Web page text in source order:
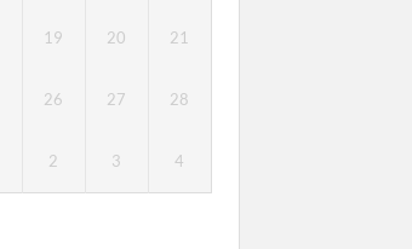
19 20 21
26 27 28
2 3 4